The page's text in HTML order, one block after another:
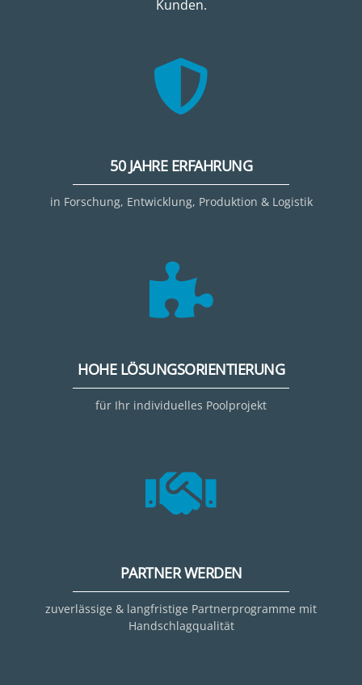
Kunden.
50 JAHRE ERFAHRUNG
in Forschung, Entwicklung, Produktion & Logistik
HOHE LÖSUNGSORIENTIERUNG
für Ihr individuelles Poolprojekt
PARTNER WERDEN
zuverlässige & langfristige Partnerprogramme mit
Handschlagqualität